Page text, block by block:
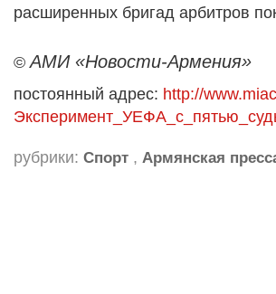
расширенных бригад арбитров
©АМИ «Новости-Армения»
постоянный адрес: http://
рубрики: Спорт , Армянская